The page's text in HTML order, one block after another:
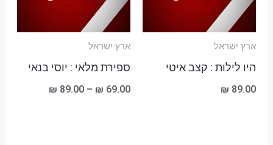
ארץ ישראל
היו לילות : קצב איטי
₪ 89.00
ארץ ישראל
ספירת מלאי : יוסי בנאי
₪ 69.00
–
₪ 89.00